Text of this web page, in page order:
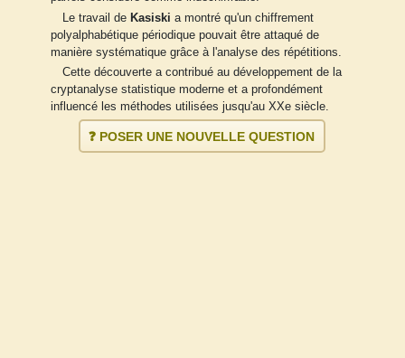
Le travail de Kasiski a montré qu'un chiffrement
polyalphabétique périodique pouvait être attaqué de
manière systématique grâce à l'analyse des répétitions.
Cette découverte a contribué au développement de la
cryptanalyse statistique moderne et a profondément
influencé les méthodes utilisées jusqu'au XXe siècle.
❓ POSER UNE NOUVELLE QUESTION